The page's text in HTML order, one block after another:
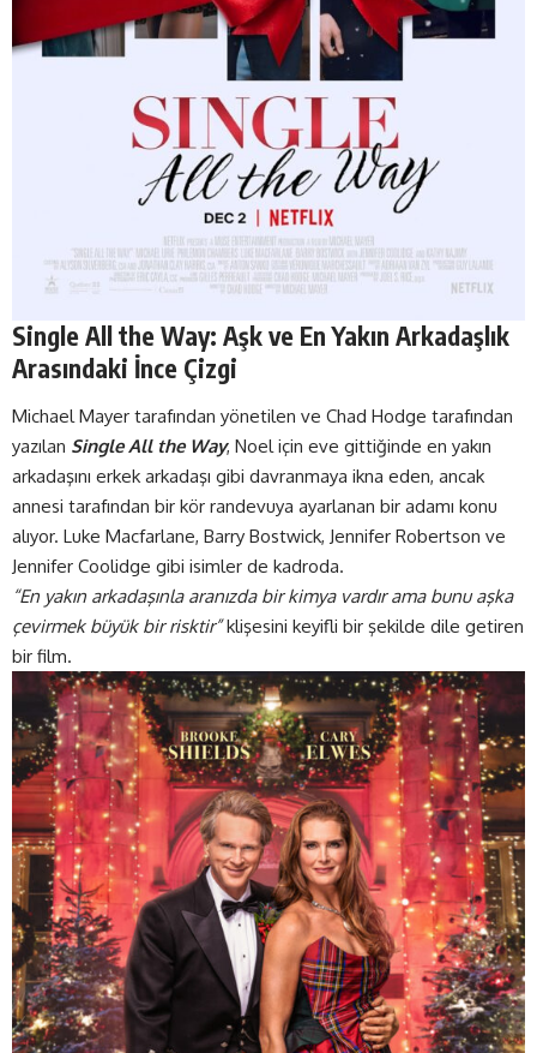
Single All the Way: Aşk ve En Yakın Arkadaşlık
Arasındaki İnce Çizgi
Michael Mayer tarafından yönetilen ve Chad Hodge tarafından
yazılan Single All the Way, Noel için eve gittiğinde en yakın
arkadaşını erkek arkadaşı gibi davranmaya ikna eden, ancak
annesi tarafından bir kör randevuya ayarlanan bir adamı konu
alıyor. Luke Macfarlane, Barry Bostwick, Jennifer Robertson ve
Jennifer Coolidge gibi isimler de kadroda.
“En yakın arkadaşınla aranızda bir kimya vardır ama bunu aşka
çevirmek büyük bir risktir”klişesini keyifli bir şekilde dile getiren
bir film.